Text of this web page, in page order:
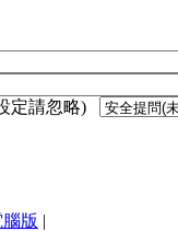
定請忽略)
腦版 |